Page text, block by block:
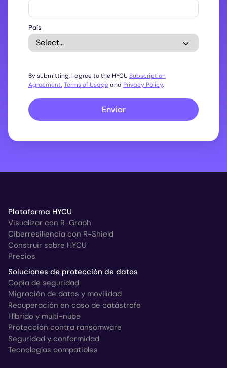
País
By submitting, I agree to the HYCU Subscription
Agreement,Terms of Usageand Privacy Policy.
Enviar
Plataforma HYCU
Visualizar con R-Graph
Ciberresiliencia con R-Shield
Construir sobre HYCU
Precios
Soluciones de protección de datos
Copia de seguridad
Migración de datos y movilidad
Recuperación en caso de catástrofe
Híbrido y multi-nube
Protección contra ransomware
Seguridad y conformidad
Tecnologías compatibles